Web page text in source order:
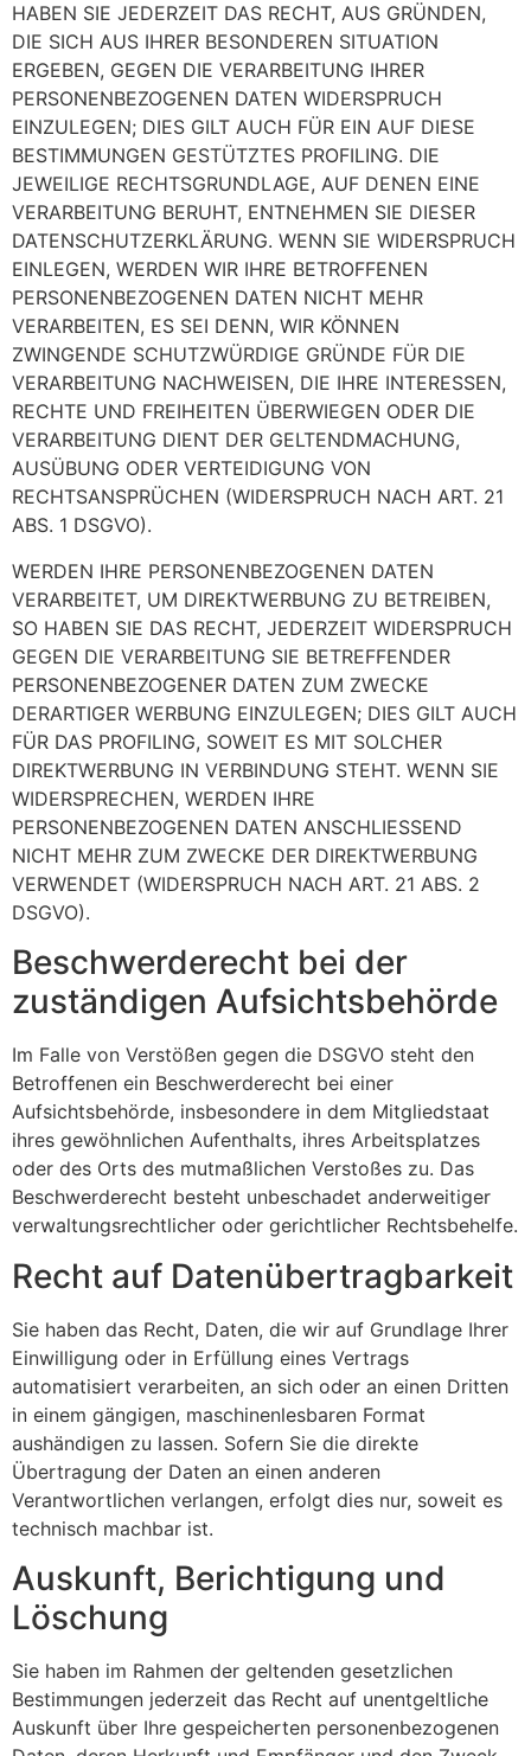
HABEN SIE JEDERZEIT DAS RECHT, AUS GRÜNDEN,
DIE SICH AUS IHRER BESONDEREN SITUATION
ERGEBEN, GEGEN DIE VERARBEITUNG IHRER
PERSONENBEZOGENEN DATEN WIDERSPRUCH
EINZULEGEN; DIES GILT AUCH FÜR EIN AUF DIESE
BESTIMMUNGEN GESTÜTZTES PROFILING. DIE
JEWEILIGE RECHTSGRUNDLAGE, AUF DENEN EINE
VERARBEITUNG BERUHT, ENTNEHMEN SIE DIESER
DATENSCHUTZERKLÄRUNG. WENN SIE WIDERSPRUCH
EINLEGEN, WERDEN WIR IHRE BETROFFENEN
PERSONENBEZOGENEN DATEN NICHT MEHR
VERARBEITEN, ES SEI DENN, WIR KÖNNEN
ZWINGENDE SCHUTZWÜRDIGE GRÜNDE FÜR DIE
VERARBEITUNG NACHWEISEN, DIE IHRE INTERESSEN,
RECHTE UND FREIHEITEN ÜBERWIEGEN ODER DIE
VERARBEITUNG DIENT DER GELTENDMACHUNG,
AUSÜBUNG ODER VERTEIDIGUNG VON
RECHTSANSPRÜCHEN (WIDERSPRUCH NACH ART. 21
ABS. 1 DSGVO).
WERDEN IHRE PERSONENBEZOGENEN DATEN
VERARBEITET, UM DIREKTWERBUNG ZU BETREIBEN,
SO HABEN SIE DAS RECHT, JEDERZEIT WIDERSPRUCH
GEGEN DIE VERARBEITUNG SIE BETREFFENDER
PERSONENBEZOGENER DATEN ZUM ZWECKE
DERARTIGER WERBUNG EINZULEGEN; DIES GILT AUCH
FÜR DAS PROFILING, SOWEIT ES MIT SOLCHER
DIREKTWERBUNG IN VERBINDUNG STEHT. WENN SIE
WIDERSPRECHEN, WERDEN IHRE
PERSONENBEZOGENEN DATEN ANSCHLIESSEND
NICHT MEHR ZUM ZWECKE DER DIREKTWERBUNG
VERWENDET (WIDERSPRUCH NACH ART. 21 ABS. 2
DSGVO).
Beschwerderecht bei der
zuständigen Aufsichtsbehörde
Im Falle von Verstößen gegen die DSGVO steht den
Betroffenen ein Beschwerderecht bei einer
Aufsichtsbehörde, insbesondere in dem Mitgliedstaat
ihres gewöhnlichen Aufenthalts, ihres Arbeitsplatzes
oder des Orts des mutmaßlichen Verstoßes zu. Das
Beschwerderecht besteht unbeschadet anderweitiger
verwaltungsrechtlicher oder gerichtlicher Rechtsbehelfe.
Recht auf Datenübertragbarkeit
Sie haben das Recht, Daten, die wir auf Grundlage Ihrer
Einwilligung oder in Erfüllung eines Vertrags
automatisiert verarbeiten, an sich oder an einen Dritten
in einem gängigen, maschinenlesbaren Format
aushändigen zu lassen. Sofern Sie die direkte
Übertragung der Daten an einen anderen
Verantwortlichen verlangen, erfolgt dies nur, soweit es
technisch machbar ist.
Auskunft, Berichtigung und
Löschung
Sie haben im Rahmen der geltenden gesetzlichen
Bestimmungen jederzeit das Recht auf unentgeltliche
Auskunft über Ihre gespeicherten personenbezogenen